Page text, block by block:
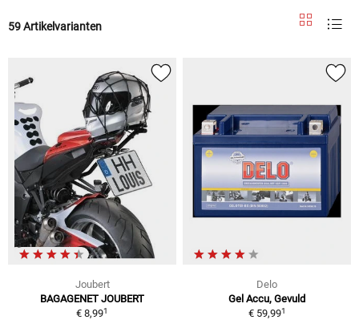
59 Artikelvarianten
Joubert
BAGAGENET JOUBERT
€ 8,991
Delo
Gel Accu, Gevuld
€ 59,991